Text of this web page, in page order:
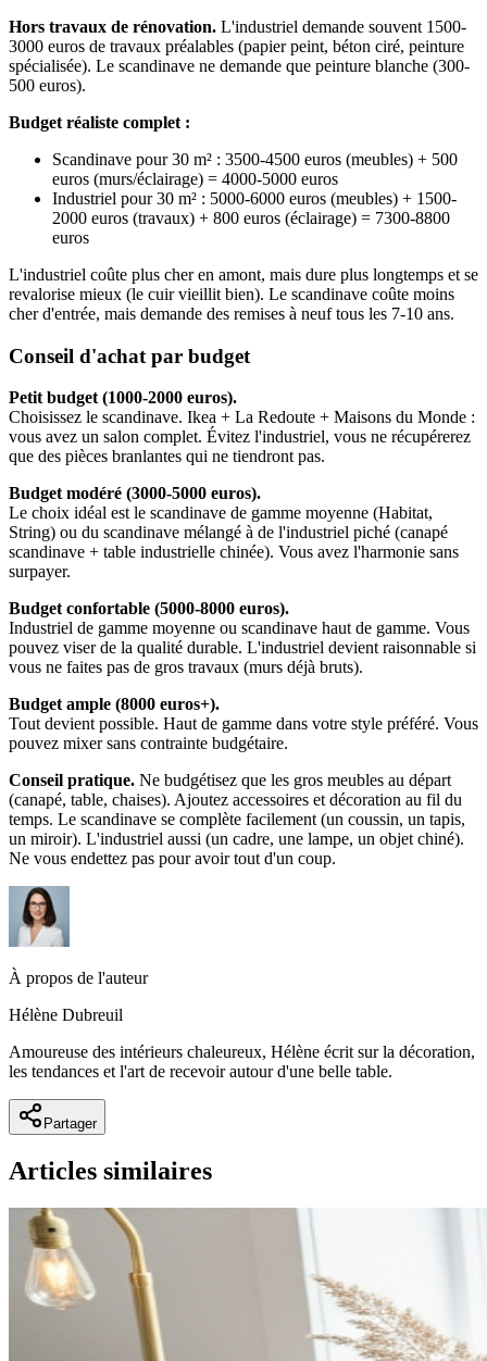
Hors travaux de rénovation. L'industriel demande souvent 1500-
3000 euros de travaux préalables (papier peint, béton ciré, peinture
spécialisée). Le scandinave ne demande que peinture blanche (300-
500 euros).
Budget réaliste complet :
Scandinave pour 30 m² : 3500-4500 euros (meubles) + 500
euros (murs/éclairage) = 4000-5000 euros
Industriel pour 30 m² : 5000-6000 euros (meubles) + 1500-
2000 euros (travaux) + 800 euros (éclairage) = 7300-8800
euros
L'industriel coûte plus cher en amont, mais dure plus longtemps et se
revalorise mieux (le cuir vieillit bien). Le scandinave coûte moins
cher d'entrée, mais demande des remises à neuf tous les 7-10 ans.
Conseil d'achat par budget
Petit budget (1000-2000 euros).
Choisissez le scandinave. Ikea + La Redoute + Maisons du Monde :
vous avez un salon complet. Évitez l'industriel, vous ne récupérerez
que des pièces branlantes qui ne tiendront pas.
Budget modéré (3000-5000 euros).
Le choix idéal est le scandinave de gamme moyenne (Habitat,
String) ou du scandinave mélangé à de l'industriel piché (canapé
scandinave + table industrielle chinée). Vous avez l'harmonie sans
surpayer.
Budget confortable (5000-8000 euros).
Industriel de gamme moyenne ou scandinave haut de gamme. Vous
pouvez viser de la qualité durable. L'industriel devient raisonnable si
vous ne faites pas de gros travaux (murs déjà bruts).
Budget ample (8000 euros+).
Tout devient possible. Haut de gamme dans votre style préféré. Vous
pouvez mixer sans contrainte budgétaire.
Conseil pratique. Ne budgétisez que les gros meubles au départ
(canapé, table, chaises). Ajoutez accessoires et décoration au fil du
temps. Le scandinave se complète facilement (un coussin, un tapis,
un miroir). L'industriel aussi (un cadre, une lampe, un objet chiné).
Ne vous endettez pas pour avoir tout d'un coup.
À propos de l'auteur
Hélène Dubreuil
Amoureuse des intérieurs chaleureux, Hélène écrit sur la décoration,
les tendances et l'art de recevoir autour d'une belle table.
Partager
Articles similaires